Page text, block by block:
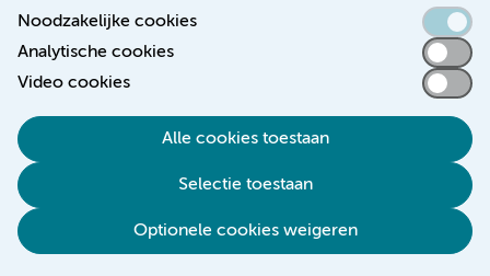
Noodzakelijke cookies
Analytische cookies
Video cookies
Alle cookies toestaan
Selectie toestaan
Optionele cookies weigeren
Toegankelijkheidsverklaring
Responsible disclosure